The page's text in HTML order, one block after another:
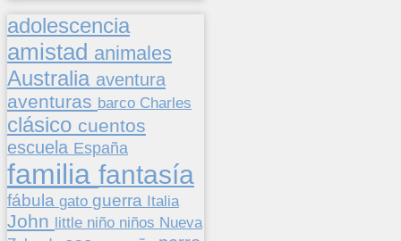
adolescencia
amistad animales
Australia aventura
aventuras barco Charles
clásico cuentos
escuela España
familia fantasía
fábula gato guerra Italia
John little niño niños Nueva